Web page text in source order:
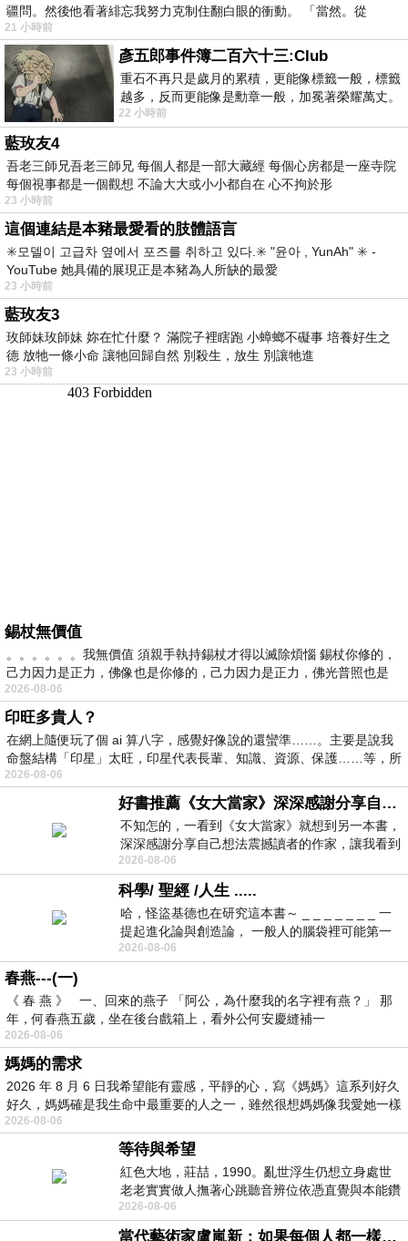
疆問。然後他看著緋忘我努力克制住翻白眼的衝動。 「當然。從
21 小時前
彥五郎事件簿二百六十三:Club
重石不再只是歲月的累積，更能像標籤一般，標籤
越多，反而更能像是勳章一般，加冕著榮耀萬丈。
習慣一如縱容，成了再難輕輕放下的罪證
22 小時前
藍玫友4
吾老三師兄吾老三師兄 每個人都是一部大藏經 每個心房都是一座寺院
每個視事都是一個觀想 不論大大或小小都自在 心不拘於形
23 小時前
這個連結是本豬最愛看的肢體語言
✳️모델이 고급차 옆에서 포즈를 취하고 있다.✳️ "윤아 , YunAh" ✳️ -
YouTube 她具備的展現正是本豬為人所缺的最愛
23 小時前
藍玫友3
玫師妹玫師妹 妳在忙什麼？ 滿院子裡瞎跑 小蟑螂不礙事 培養好生之
德 放牠一條小命 讓牠回歸自然 別殺生，放生 別讓牠進
23 小時前
錫杖無價值
。。。。。。我無價值 須親手執持錫杖才得以滅除煩惱 錫杖你修的，
己力因力是正力，佛像也是你修的，己力因力是正力，佛光普照也是
2026-08-06
印旺多貴人？
在網上隨便玩了個 ai 算八字，感覺好像說的還蠻準……。主要是說我
命盤結構「印星」太旺，印星代表長輩、知識、資源、保護……等，所
2026-08-06
好書推薦《女大當家》深深感謝分享自己想法震撼讀者的作家，讓我看到不同樣貌的家庭！
不知怎的，一看到《女大當家》就想到另一本書，
深深感謝分享自己想法震撼讀者的作家，讓我看到
不同樣貌的家庭！ 《女大
2026-08-06
科學/ 聖經 /人生 .....
哈，怪盜基德也在研究這本書～ _ _ _ _ _ _ _ 一
提起進化論與創造論， 一般人的腦袋裡可能第一
時間就有「 進化論很科
2026-08-06
春燕---(一)
《 春 燕 》 一、回來的燕子 「阿公，為什麼我的名字裡有燕？」 那
年，何春燕五歲，坐在後台戲箱上，看外公何安慶縫補一
2026-08-06
媽媽的需求
2026 年 8 月 6 日我希望能有靈感，平靜的心，寫《媽媽》這系列好久
好久，媽媽確是我生命中最重要的人之一，雖然很想媽媽像我愛她一樣
2026-08-06
等待與希望
紅色大地，莊喆，1990。亂世浮生仍想立身處世
老老實實做人撫著心跳聽音辨位依憑直覺與本能鑽
向裂隙的亮處探索另一個心聲另一個共鳴的
2026-08-06
當代藝術家盧嵐新：如果每個人都一樣，這世界該有多無聊？